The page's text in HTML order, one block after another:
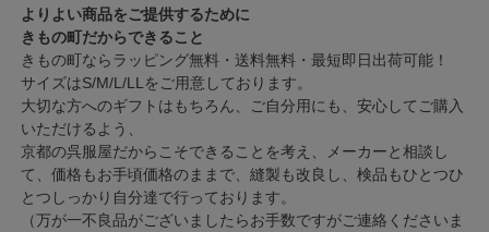
よりよい商品をご提供するために
きもの町だからできること
きもの町ならラッピング無料・送料無料・最短即日出荷可能！
サイズはS/M/L/LLをご用意しております。
大切な方へのギフトはもちろん、ご自分用にも、安心してご購入
いただけるよう、
京都の呉服屋だからこそできることを考え、メーカーと相談し
て、価格もお手頃価格のままで、縫製も改良し、検品もひとつひ
とつしっかり自分達で行っております。
（万が一不良品がございましたらお手数ですがご連絡くださいま